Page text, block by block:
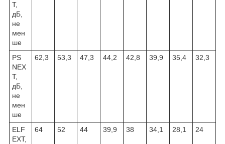
Т,
дБ,
не
мен
ше
PS
NEX
Т,
дБ,
не
мен
ше
62,3 53,3 47,3 44,2 42,8 39,9 35,4 32,3
ELF
EXТ,
64 52 44 39,9 38 34,1 28,1 24